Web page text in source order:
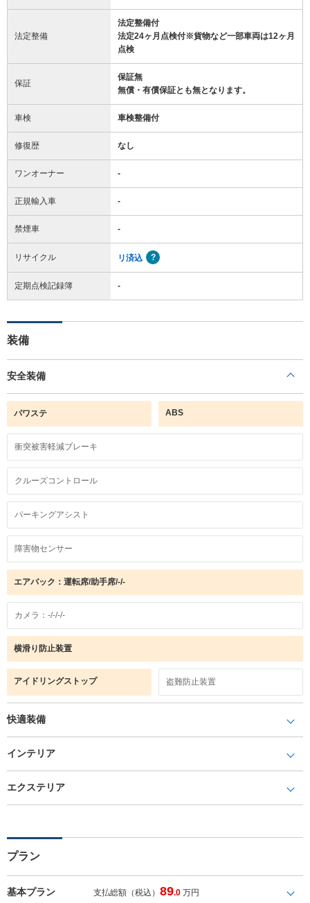
法定整備
法定整備付
法定24ヶ月点検付※貨物など一部車両は12ヶ月
点検
保証
保証無
無償・有償保証とも無となります。
車検 車検整備付
修復歴 なし
ワンオーナー -
正規輸入車 -
禁煙車 -
リサイクル リ済込
定期点検記録簿 -
装備
安全装備
パワステ ABS
衝突被害軽減ブレーキ
クルーズコントロール
パーキングアシスト
障害物センサー
エアバック：運転席/助手席/-/-
カメラ：-/-/-/-
横滑り防止装置
アイドリングストップ 盗難防止装置
快適装備
インテリア
エクステリア
プラン
基本プラン 支払総額（税込）89.0 万円